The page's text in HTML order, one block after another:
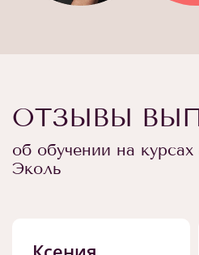
ОТЗЫВЫ
об обучении на
Эколь